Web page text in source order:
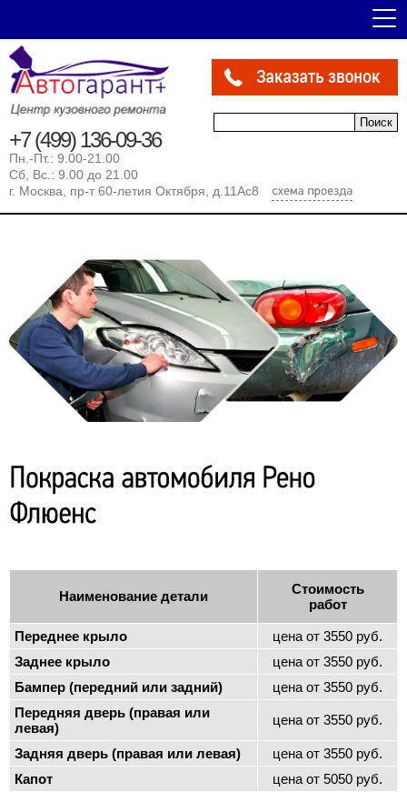
+7 (499) 136-09-36
Пн.-Пт.: 9.00-21.00
Сб, Вс.: 9.00 до 21.00
г. Москва, пр-т 60-летия Октября, д.11Ас8
Форма поиска
Поиск
Наименование детали
Стоимость
работ
Переднее крыло
цена от 3550 руб.
Заднее крыло
цена от 3550 руб.
Бампер (передний или задний)
цена от 3550 руб.
Передняя дверь (правая или
левая)
цена от 3550 руб.
Задняя дверь (правая или левая)
цена от 3550 руб.
Капот
цена от 5050 руб.